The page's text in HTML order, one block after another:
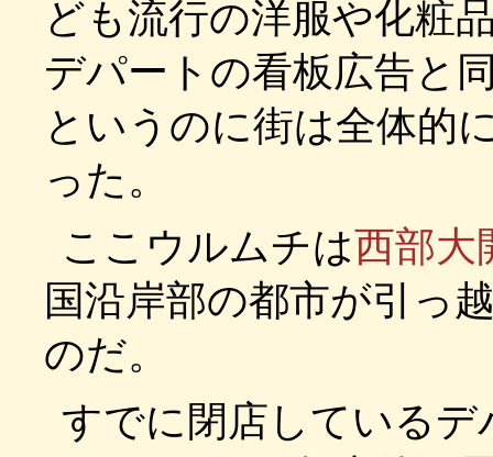
ども流行の洋服や化粧
デパートの看板広告と
というのに街は全体的
った。
ここウルムチは西部大
国沿岸部の都市が引っ
のだ。
すでに閉店しているデ